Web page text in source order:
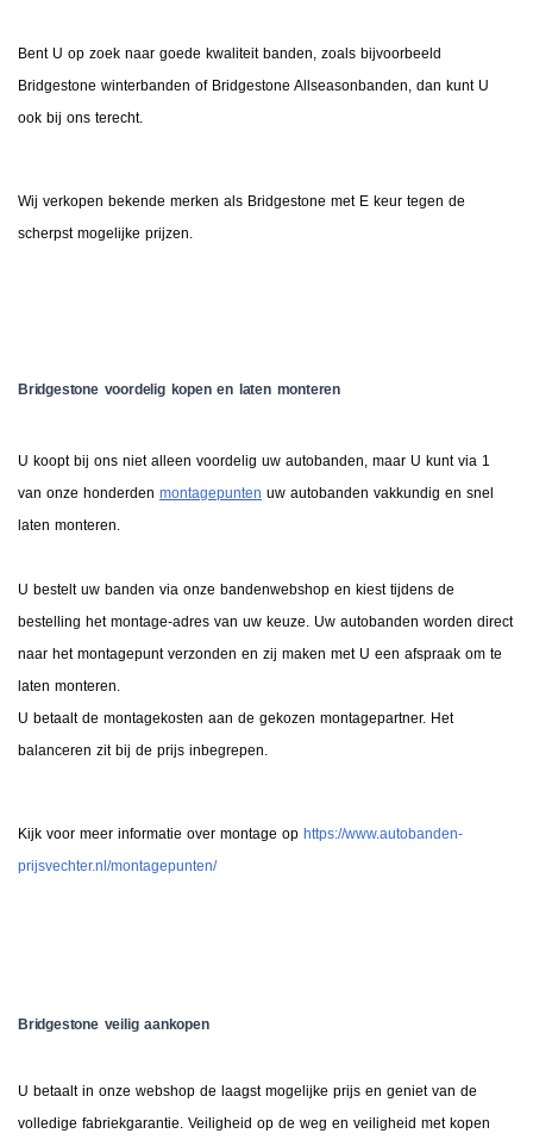
Bent U op zoek naar goede kwaliteit banden, zoals bijvoorbeeld
Bridgestone winterbanden of Bridgestone Allseasonbanden, dan kunt U
ook bij ons terecht.
Wij verkopen bekende merken als Bridgestone met E keur tegen de
scherpst mogelijke prijzen.
Bridgestone voordelig kopen en laten monteren
U koopt bij ons niet alleen voordelig uw autobanden, maar U kunt via 1
van onze honderden montagepunten uw autobanden vakkundig en snel
laten monteren.
U bestelt uw banden via onze bandenwebshop en kiest tijdens de
bestelling het montage-adres van uw keuze. Uw autobanden worden direct
naar het montagepunt verzonden en zij maken met U een afspraak om te
laten monteren.
U betaalt de montagekosten aan de gekozen montagepartner. Het
balanceren zit bij de prijs inbegrepen.
Kijk voor meer informatie over montage op https://www.autobanden-
prijsvechter.nl/montagepunten/
Bridgestone veilig aankopen
U betaalt in onze webshop de laagst mogelijke prijs en geniet van de
volledige fabriekgarantie. Veiligheid op de weg en veiligheid met kopen